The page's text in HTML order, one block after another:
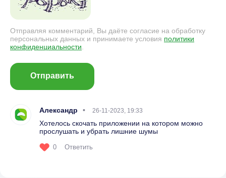
Отправляя комментарий, Вы даёте согласие на обработку
персональных данных и принимаете условия политики
конфиденциальности.
Отправить
Александр 26-11-2023, 19:33
Хотелось скочать приложении на котором можно
прослушать и убрать лишние шумы
0 Ответить